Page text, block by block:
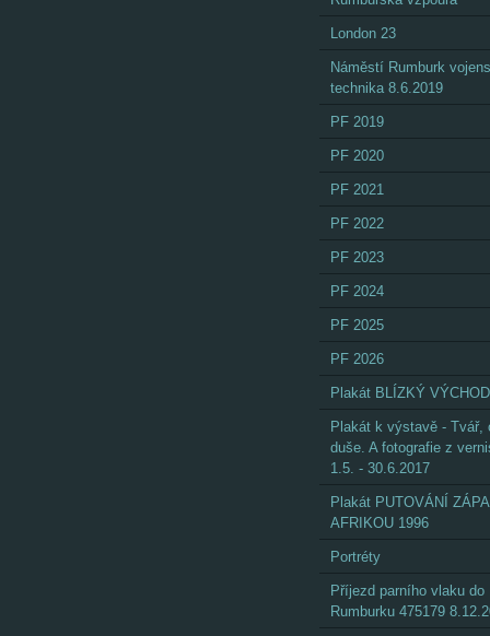
London 23
Náměstí Rumburk
technika 8.6.2019
PF 2019
PF 2020
PF 2021
PF 2022
PF 2023
PF 2024
PF 2025
PF 2026
Plakát BLÍZKÝ
Plakát k výstavě - Tvář,
duše. A fotografie z
1.5. - 30.6.2017
Plakát PUTOVÁNÍ
AFRIKOU 1996
Portréty
Příjezd parního vlaku do
Rumburku 475179